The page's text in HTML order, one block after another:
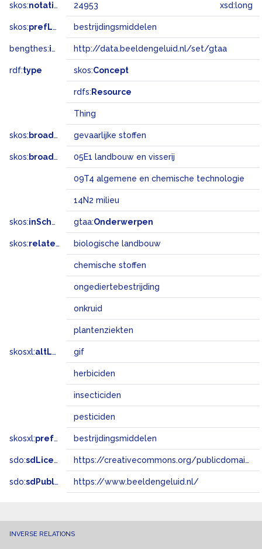
skos:notation 24953 xsd:long
skos:prefLabel bestrijdingsmiddelen
bengthes:inSet http://data.beeldengeluid.nl/set/gtaa
rdf:type skos:Concept
rdfs: Resource
Thing
skos: broader gevaarlijke stoffen
skos: broadMatch 05E1 landbouw en visserij
09T4 algemene en chemische technologie
14N2 milieu
skos:inScheme gtaa:Onderwerpen
skos:related biologische landbouw
chemische stoffen
ongediertebestrijding
onkruid
plantenziekten
skosxl:altLabel gif
herbiciden
insecticiden
pesticiden
skosxl:prefLabel bestrijdingsmiddelen
sdo:sdLicense https://creativecommons.org/publicdomain/zero/1.0/
sdo:sdPublisher https://www.beeldengeluid.nl/
INVERSE RELATIONS